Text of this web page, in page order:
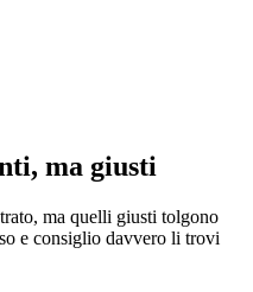
ma giusti
ma quelli giusti tolgono
e consiglio davvero li trovi